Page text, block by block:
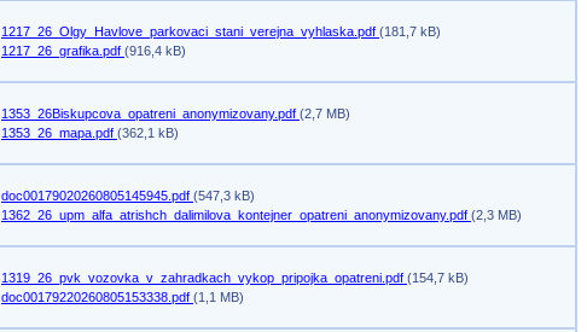
1217_26_Olgy_Havlove_parkovaci_stani_verejna_vyhlaska.pdf (181,7 kB)
1217_26_grafika.pdf (916,4 kB)
1353_26Biskupcova_opatreni_anonymizovany.pdf (2,7 MB)
1353_26_mapa.pdf (362,1 kB)
doc00179020260805145945.pdf (547,3 kB)
1362_26_upm_alfa_atrishch_dalimilova_kontejner_opatreni_anonymizovany.pdf (2,3 MB)
1319_26_pvk_vozovka_v_zahradkach_vykop_pripojka_opatreni.pdf (154,7 kB)
doc00179220260805153338.pdf (1,1 MB)